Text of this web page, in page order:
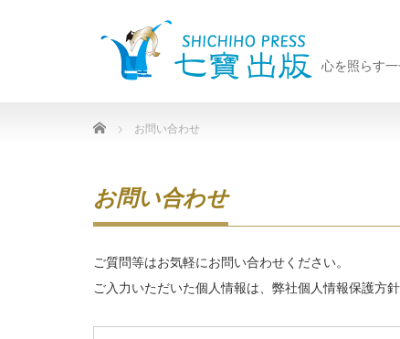
心を照らす
Home お問い合わせ
お問い合わせ
ご質問等はお気軽にお問い合わせください。
ご入力いただいた個人情報は、弊社個人情報保護方